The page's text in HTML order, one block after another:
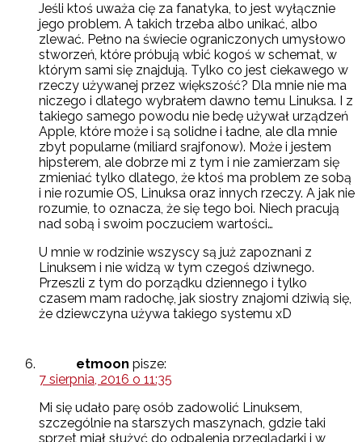
Jeśli ktoś uważa cię za fanatyka, to jest wyłącznie
jego problem. A takich trzeba albo unikać, albo
zlewać. Pełno na świecie ograniczonych umysłowo
stworzeń, które próbują wbić kogoś w schemat, w
którym sami się znajdują. Tylko co jest ciekawego w
rzeczy używanej przez większość? Dla mnie nie ma
niczego i dlatego wybrałem dawno temu Linuksa. I z
takiego samego powodu nie bedę używał urządzeń
Apple, które może i są solidne i ładne, ale dla mnie
zbyt popularne (miliard srajfonow). Może i jestem
hipsterem, ale dobrze mi z tym i nie zamierzam się
zmieniać tylko dlatego, że ktoś ma problem ze sobą
i nie rozumie OS, Linuksa oraz innych rzeczy. A jak nie
rozumie, to oznacza, że się tego boi. Niech pracują
nad sobą i swoim poczuciem wartości…
U mnie w rodzinie wszyscy są już zapoznani z
Linuksem i nie widzą w tym czegoś dziwnego.
Przeszli z tym do porządku dziennego i tylko
czasem mam radochę, jak siostry znajomi dziwią się,
że dziewczyna używa takiego systemu xD
etmoon pisze:
7 sierpnia, 2016 o 11:35
Mi się udało parę osób zadowolić Linuksem,
szczególnie na starszych maszynach, gdzie taki
sprzęt miał służyć do odpalenia przeglądarki i w